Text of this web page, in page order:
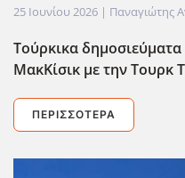
25 Ιουνίου 2026 | Παναγιώτης
Τούρκικα
ΜακΚίσικ με την Τουρκ
ΠΕΡΙΣΣΌΤΕΡΑ